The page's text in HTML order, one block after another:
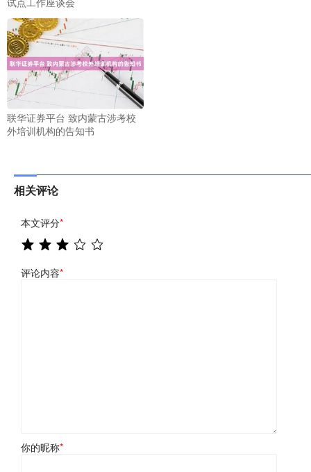
联华证券平台 致内蒙古涉考校
外培训机构的告知书
相关评论
本文评分*
评论内容*
你的昵称*